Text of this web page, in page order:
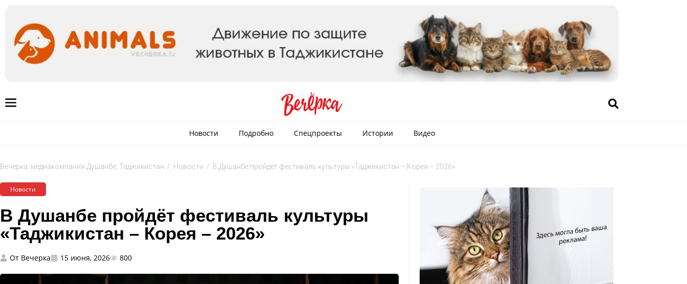
Новости Подробно Спецпроекты Истории Видео
Вечёрка: медиакомпания Душанбе, Таджикистан / Новости / В Душанбе пройдёт фестиваль культуры «Таджикистан – Корея – 2026»
Новости
В Душанбе пройдёт фестиваль культуры
«Таджикистан – Корея – 2026»
От Вечерка 15 июня, 2026 800